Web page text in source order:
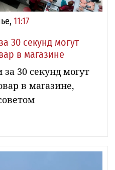
11:17
30 секунд могут
в магазине
30 секунд могут
в магазине,